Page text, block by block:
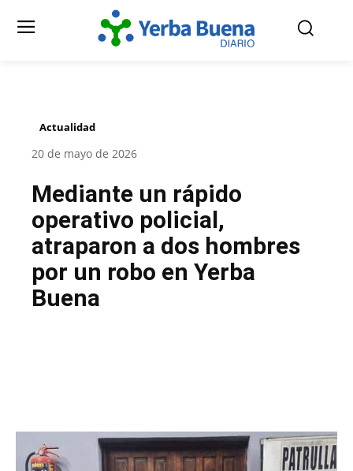
Actualidad
20 de mayo de 2026
Mediante un rápido
operativo policial,
atraparon a dos hombres
por un robo en Yerba
Buena